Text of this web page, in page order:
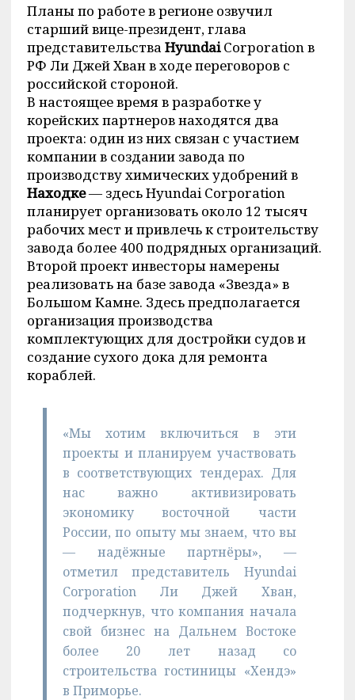
Планы по работе в регионе озвучил
старший вице-президент, глава
представительства HyundaiСorporation в
РФ Ли Джей Хван в ходе переговоров с
российской стороной.
В настоящее время в разработке у
корейских партнеров находятся два
проекта: один из них связан с участием
компании в создании завода по
производству химических удобрений в
Находке— здесь Hyundai Сorporation
планирует организовать около 12 тысяч
рабочих мест и привлечь к строительству
завода более 400 подрядных организаций.
Второй проект инвесторы намерены
реализовать на базе завода «Звезда» в
Большом Камне. Здесь предполагается
организация производства
комплектующих для достройки судов и
создание сухого дока для ремонта
кораблей.
«Мы хотим включиться в эти
проекты и планируем участвовать
в соответствующих тендерах. Для
нас важно активизировать
экономику восточной части
России, по опыту мы знаем, что вы
— надёжные партнёры», —
отметил представитель Hyundai
Сorporation Ли Джей Хван,
подчеркнув, что компания начала
свой бизнес на Дальнем Востоке
более 20 лет назад со
строительства гостиницы «Хендэ»
в Приморье.